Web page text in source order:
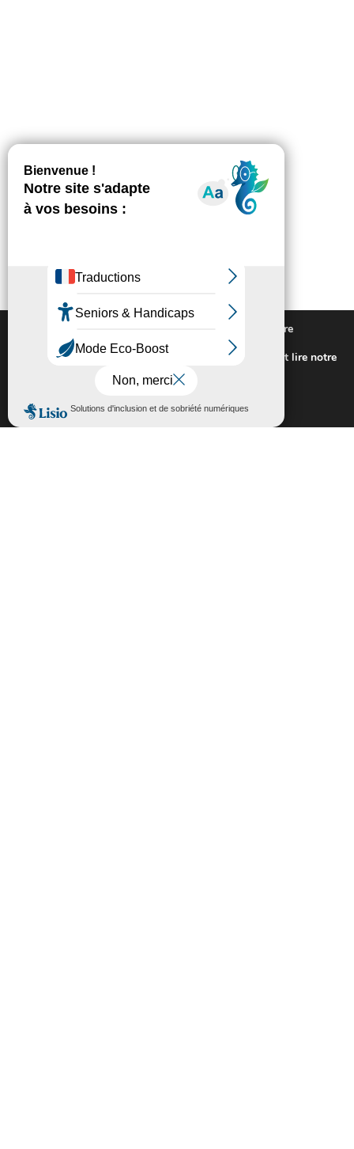
Nous utilisons des cookies pour vous offrir la meilleure
expérience sur notre site.
Pour connaitre les cookies utilisés ou les désactiver et lire notre
politique de confidentialité,
cliquez-ici
Accepter